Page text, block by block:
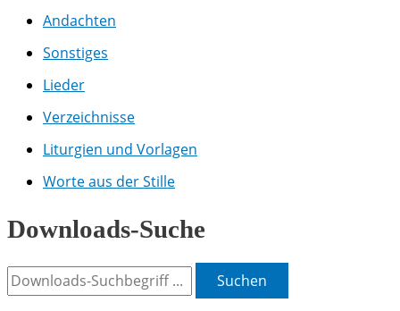
Andachten
Sonstiges
Lieder
Verzeichnisse
Liturgien und Vorlagen
Worte aus der Stille
Downloads-Suche
Suchen